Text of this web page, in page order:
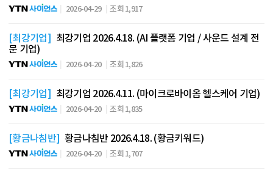
2026-04-29 조회 1,917
[최강기업] 최강기업 2026.4.18. (AI 플랫폼 기업 / 사운드 설계 전
문 기업)
2026-04-20 조회 1,826
[최강기업] 최강기업 2026.4.11. (마이크로바이옴 헬스케어 기업)
2026-04-20 조회 1,835
[황금나침반] 황금나침반 2026.4.18. (황금키워드)
2026-04-20 조회 1,707